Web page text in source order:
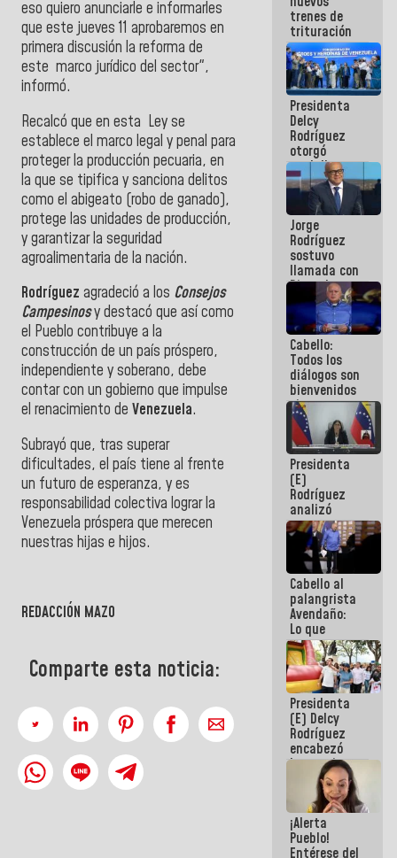
eso quiero anunciarle e informarles
que este jueves 11 aprobaremos en
primera discusión la reforma de
este marco jurídico del sector",
informó.
Recalcó que en esta Ley se
establece el marco legal y penal para
proteger la producción pecuaria, en
la que se tipifica y sanciona delitos
como el abigeato (robo de ganado),
protege las unidades de producción,
y garantizar la seguridad
agroalimentaria de la nación.
Rodríguez agradeció a los Consejos
Campesinosy destacó que así como
el Pueblo contribuye a la
construcción de un país próspero,
independiente y soberano, debe
contar con un gobierno que impulse
el renacimiento de Venezuela.
Subrayó que, tras superar
dificultades, el país tiene al frente
un futuro de esperanza, y es
responsabilidad colectiva lograr la
Venezuela próspera que merecen
nuestras hijas e hijos.
REDACCIÓN MAZO
Comparte esta noticia:
trenes de
trituración
para
optimizar
manejo de
escombros
en La Guaira
Presidenta
Delcy
Rodríguez
otorgó
medalla
"Héroe de
Venezuela"
a servidores
públicos
Jorge
Rodríguez
sostuvo
llamada con
Dinorah
Figuera y
acuerdan
primer
encuentro
presencial
para el
diálogo
Cabello:
Todos los
diálogos son
bienvenidos
siempre que
estén en el
marco de la
Constitución
de la
República
Presidenta
(E)
Rodríguez
analizó
junto a
gobernadores
planes de
recuperación
del Sistema
Eléctrico
Nacional
Cabello al
palangrista
Avendaño:
Lo que
vayas a
escribir
hazlo hoy
por que no
sabemos si
la semana
que viene
hay
programa
Presidenta
(E) Delcy
Rodríguez
encabezó
lanzamiento
del Plan
Nacional de
Recreación
Vacacional
¡Alerta
Pueblo!
Entérese del